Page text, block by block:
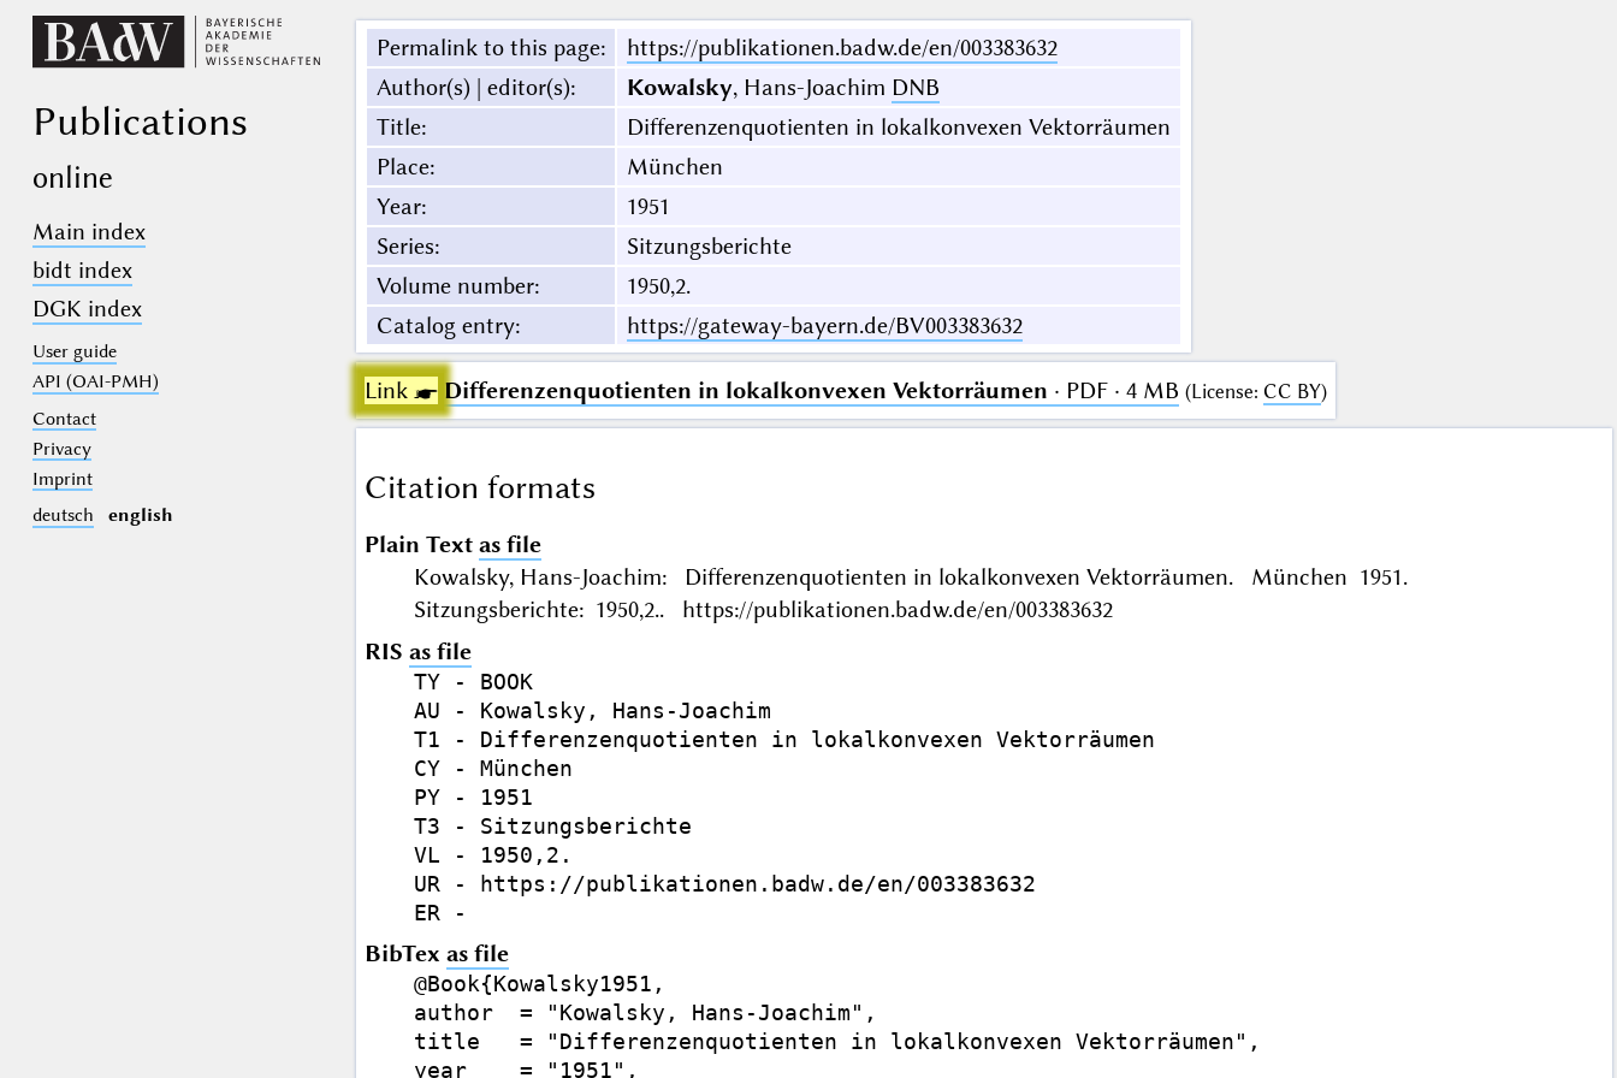
Publications
online
Main index
bidt index
DGK index
User guide
API (OAI-PMH)
Contact
Privacy
Imprint
deutsch
english
Permalink to this page:
https://publikationen.badw.de/en/003383632
Author(s) | editor(s): Kowalsky, Hans-Joachim DNB
Title:
Differenzenquotienten in lokalkonvexen Vektorräumen
Place:
München
Year:
1951
Series:
Sitzungsberichte
Volume number:
1950,2.
Catalog entry: https://gateway-bayern.de/BV003383632
Link ☛ Differenzenquotienten in lokalkonvexen Vektorräumen · PDF · 4 MB (License: CC BY)
Citation formats
Plain Text as file
Kowalsky, Hans-Joachim: Differenzenquotienten in lokalkonvexen Vektorräumen. München 1951.
Sitzungsberichte: 1950,2.. https://publikationen.badw.de/en/003383632
RIS as file
TY - BOOK
AU - Kowalsky, Hans-Joachim
T1 - Differenzenquotienten in lokalkonvexen Vektorräumen
CY - München
PY - 1951
T3 - Sitzungsberichte
VL - 1950,2.
UR - https://publikationen.badw.de/en/003383632
BibTex as file
@Book{Kowalsky1951,
author  = "Kowalsky, Hans-Joachim",
title   = "Differenzenquotienten in lokalkonvexen Vektorräumen",
year    = "1951",